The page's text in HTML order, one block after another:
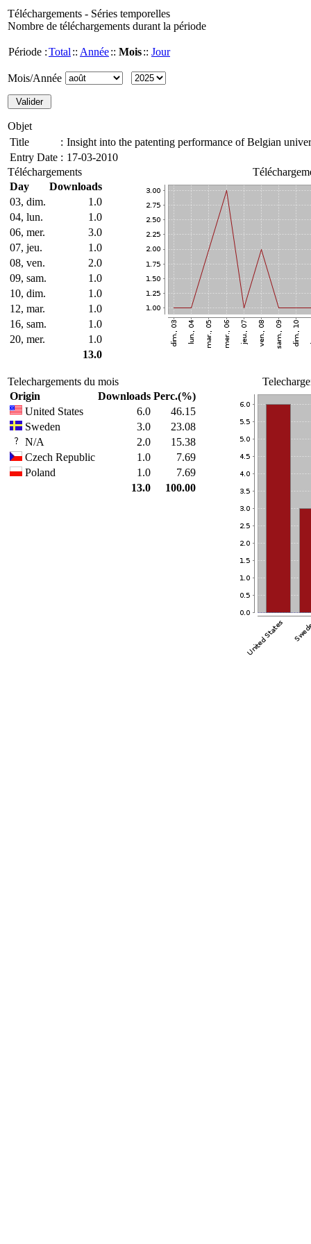
Téléchargements - Séries temporelles
Nombre de téléchargements durant la période
Période :Total :: Année:: Mois:: Jour
Mois/Année
Objet
Title
: Insight into the patenting performance of Belgian
Entry Date : 17-03-2010
Téléchargements
Day
Downloads
03, dim.
1.0
04, lun.
1.0
06, mer.
3.0
07, jeu.
1.0
08, ven.
2.0
09, sam.
1.0
10, dim.
1.0
12, mar.
1.0
16, sam.
1.0
20, mer.
1.0
13.0
Telechargements du mois
Origin
Downloads Perc.(%)
United States
6.0
46.15
Sweden
3.0
23.08
N/A
2.0
15.38
Czech Republic
1.0
7.69
Poland
1.0
7.69
13.0
100.00